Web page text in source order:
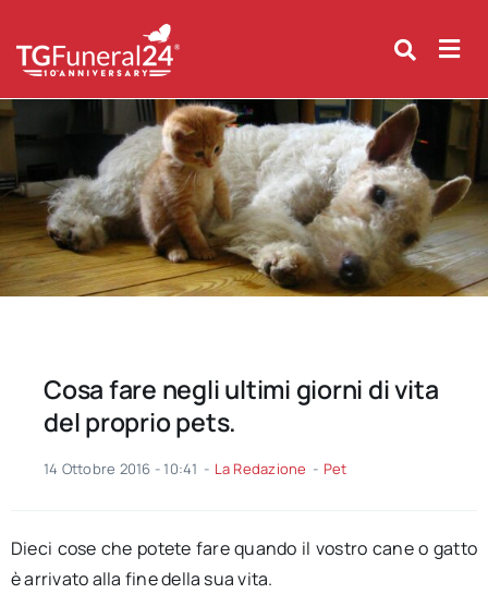
content
Cosa fare negli ultimi giorni di vita
del proprio pets.
14 Ottobre 2016 - 10:41 - La Redazione - Pet
Dieci cose che potete fare quando il vostro cane o gatto
è arrivato alla fine della sua vita.